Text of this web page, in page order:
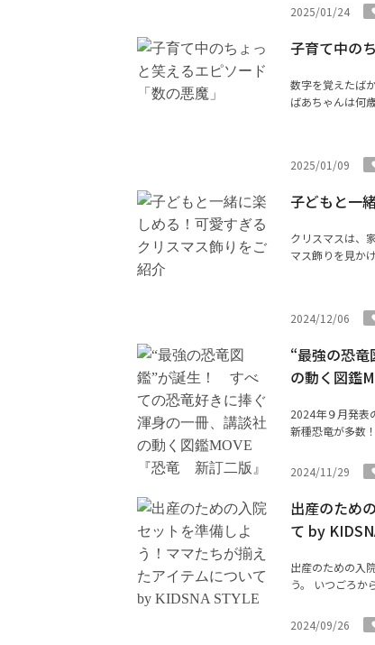
2025/01/24
子育て中の
数字を覚えたば
ばあちゃんは何
2025/01/09
子どもと一
クリスマスは、
マス飾りを見か
2024/12/06
“最強の恐
の動く図鑑
2024年９月発表
新種恐竜が多数
2024/11/29
出産のため
て by
出産のための入
う。 いつごろか
2024/09/26